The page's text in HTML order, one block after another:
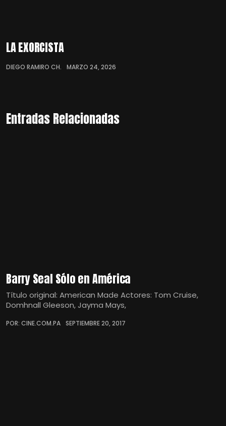
LA EXORCISTA
DIEGO RAMIRO CH. MARZO 24, 2026
Entradas Relacionadas
Barry Seal Sólo en América
Título original: American Made Actores: Tom Cruise,
Domhnall Gleeson, Jayma Mays,
POR: CINE.COM.PA SEPTIEMBRE 20, 2017